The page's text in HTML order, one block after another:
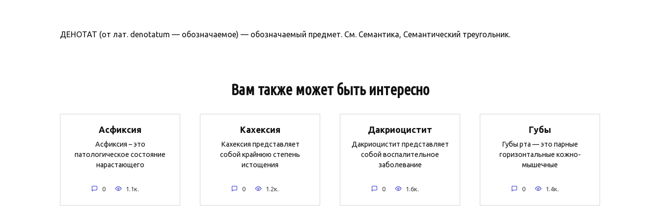
ДЕНОТАТ (от лат. denotatum — обозначаемое) — обозначаемый предмет. См. Семантика, Семантический треугольник.
Вам также может быть интересно
Асфиксия
Асфиксия – это
патологическое состояние
нарастающего
0 1.1к.
Кахексия
Кахексия представляет
собой крайнюю степень
истощения
0 1.2к.
Дакриоцистит
Дакриоцистит представляет
собой воспалительное
заболевание
0 1.6к.
Губы
Губы рта — это парные
горизонтальные кожно-
мышечные
0 1.4к.